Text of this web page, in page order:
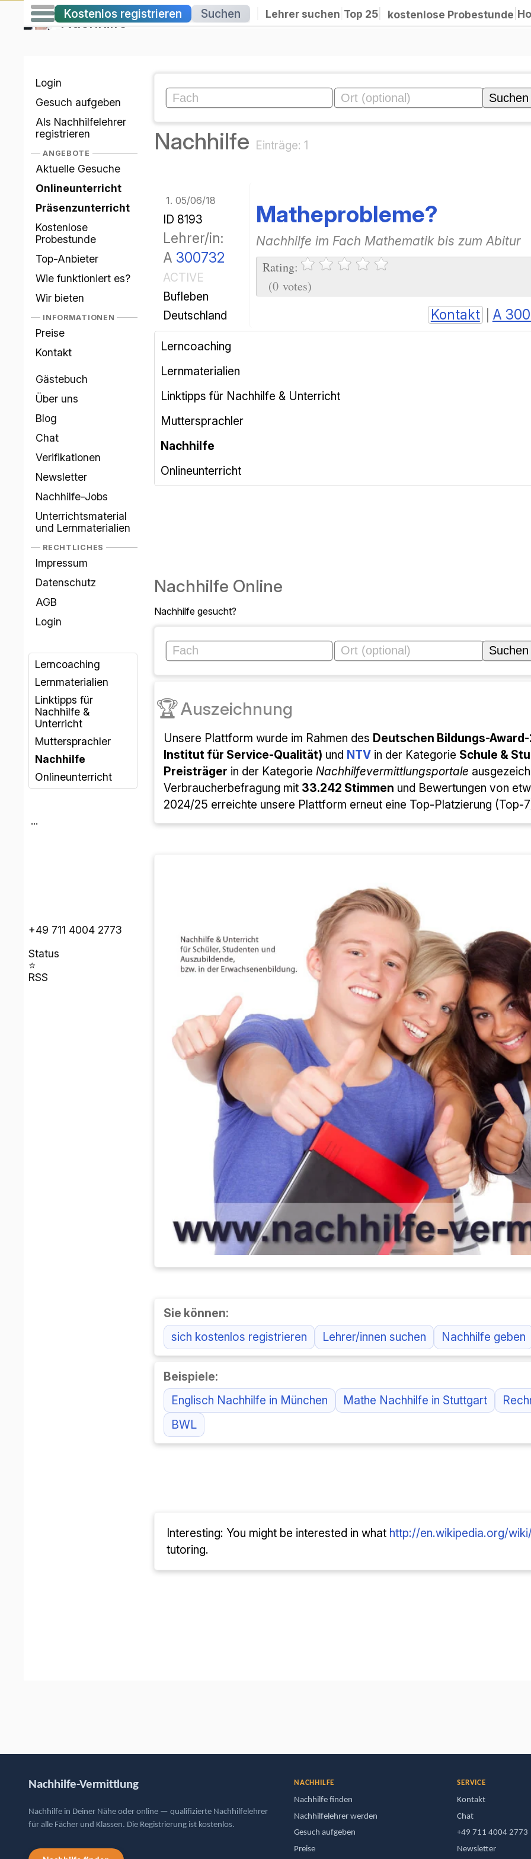
Nachhilfe
Kostenlos registrieren Suchen Lehrer suchen Top 25 kostenlose Probestunde
Login
Gesuch aufgeben
Als Nachhilfelehrer
registrieren
ANGEBOTE
Aktuelle Gesuche
Onlineunterricht
Präsenzunterricht
Kostenlose
Probestunde
Top-Anbieter
Wie funktioniert es?
Wir bieten
INFORMATIONEN
Preise
Kontakt
Gästebuch
Über uns
Blog
Chat
Verifikationen
Newsletter
Nachhilfe-Jobs
Unterrichtsmaterial
und Lernmaterialien
RECHTLICHES
Impressum
Datenschutz
AGB
Login
Lerncoaching
Lernmaterialien
Linktipps für
Nachhilfe &
Unterricht
Muttersprachler
Nachhilfe
Onlineunterricht
...
+49 711 4004 2773
Status
⭐
RSS
Nachhilfe Einträge: 1
1. 05/06/18
ID 8193
Lehrer/in:
A 300732
ACTIVE
Bufleben
Deutschland
Matheprobleme?
Nachhilfe im Fach Mathematik bis zum Abitur
Rating:
(0 votes)
Kontakt A
Lerncoaching
Lernmaterialien
Linktipps für Nachhilfe & Unterricht
Muttersprachler
Nachhilfe
Onlineunterricht
Nachhilfe Online
Nachhilfe gesucht?
🏆Auszeichnung
Unsere Plattform wurde im Rahmen des Deutschen Bildungs-
Institut für Service-Qualität) und NTV in der Kategorie Schule &
Preisträger in der Kategorie Nachhilfevermittlungsportale
Verbraucherbefragung mit 33.242 Stimmen und Bewertungen von
2024/25 erreichte unsere Plattform erneut eine Top-Platzierung (Top-
Sie können:
sich kostenlos registrieren
Lehrer/innen suchen Nachhilfe geben
Beispiele:
Englisch Nachhilfe in München
Mathe Nachhilfe in Stuttgart
BWL
Interesting: You might be interested in what http://en.wikipedia.org/
tutoring.
Nachhilfe-Vermittlung
Nachhilfe in Deiner Nähe oder online — qualifizierte Nachhilfelehrer
für alle Fächer und Klassen. Die Registrierung ist kostenlos.
NACHHILFE
Nachhilfe finden
Nachhilfelehrer werden
Gesuch aufgeben
Preise
SERVICE
Kontakt
Chat
+49 711 4004 2773
Newsletter